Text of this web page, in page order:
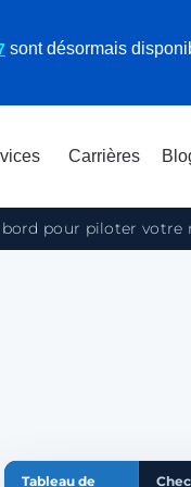
sont désormais
Carrières
pour piloter votre
Tableau de